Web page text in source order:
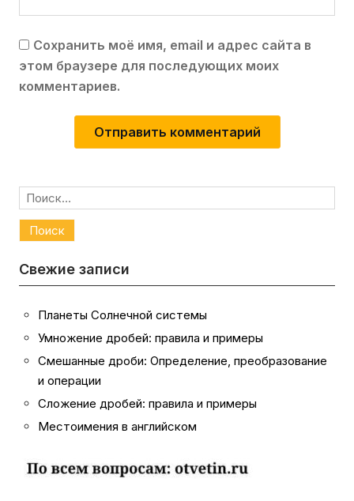
Сохранить моё имя, email и адрес сайта в
этом браузере для последующих моих
комментариев.
Найти:
Свежие записи
Планеты Солнечной системы
Умножение дробей: правила и примеры
Смешанные дроби: Определение, преобразование
и операции
Сложение дробей: правила и примеры
Местоимения в английском